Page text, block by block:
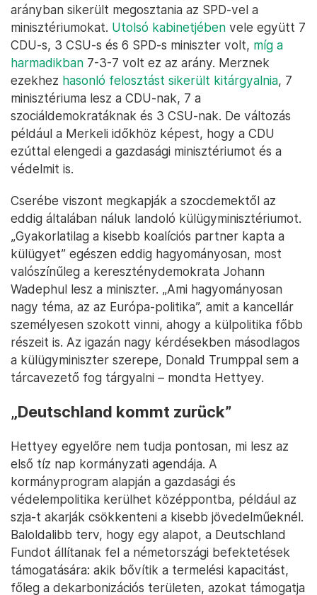
arányban sikerült megosztania az SPD-vel a
minisztériumokat. Utolsó kabinetjében vele együtt 7
CDU-s, 3 CSU-s és 6 SPD-s miniszter volt, míg a
harmadikban 7-3-7 volt ez az arány. Merznek
ezekhez hasonló felosztást sikerült kitárgyalnia, 7
minisztériuma lesz a CDU-nak, 7 a
szociáldemokratáknak és 3 CSU-nak. De változás
például a Merkeli időkhöz képest, hogy a CDU
ezúttal elengedi a gazdasági minisztériumot és a
védelmit is.
Cserébe viszont megkapják a szocdemektől az
eddig általában náluk landoló külügyminisztériumot.
„Gyakorlatilag a kisebb koalíciós partner kapta a
külügyet” egészen eddig hagyományosan, most
valószínűleg a kereszténydemokrata Johann
Wadephul lesz a miniszter. „Ami hagyományosan
nagy téma, az az Európa-politika”, amit a kancellár
személyesen szokott vinni, ahogy a külpolitika főbb
részeit is. Az igazán nagy kérdésekben másodlagos
a külügyminiszter szerepe, Donald Trumppal sem a
tárcavezető fog tárgyalni – mondta Hettyey.
„Deutschland kommt zurück”
Hettyey egyelőre nem tudja pontosan, mi lesz az
első tíz nap kormányzati agendája. A
kormányprogram alapján a gazdasági és
védelempolitika kerülhet középpontba, például az
szja-t akarják csökkenteni a kisebb jövedelműeknél.
Baloldalibb terv, hogy egy alapot, a Deutschland
Fundot állítanak fel a németországi befektetések
támogatására: akik bővítik a termelési kapacitást,
főleg a dekarbonizációs területen, azokat támogatja